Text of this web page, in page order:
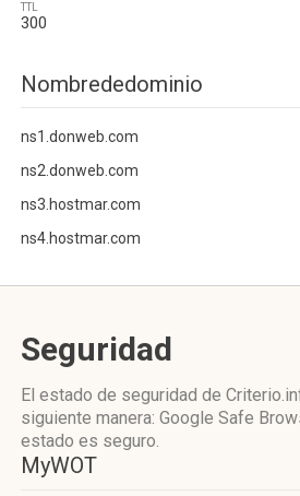
TTL
300
Nombrededominio
ns1.donweb.com
ns2.donweb.com
ns3.hostmar.com
ns4.hostmar.com
Seguridad
El estado de seguridad de
siguiente manera: Google Safe
estado es seguro.
MyWOT